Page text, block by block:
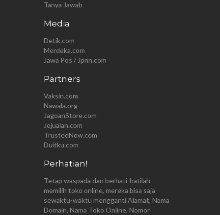
Tanya Jawab
Media
Detik.com
Merdeka.com
Jawa Pos / Jpnn.com
Partners
Vaksin.com
Nawala.org
JagoanStore.com
Jejualan.com
TrustedNow.com
Duitku.com
Perhatian!
Tetap waspada dan berhati-hatilah
memilih toko online, mereka bisa saja
sewaktu-waktu mengganti Alamat, Nama
Domain, Nama Toko Online, Nomor